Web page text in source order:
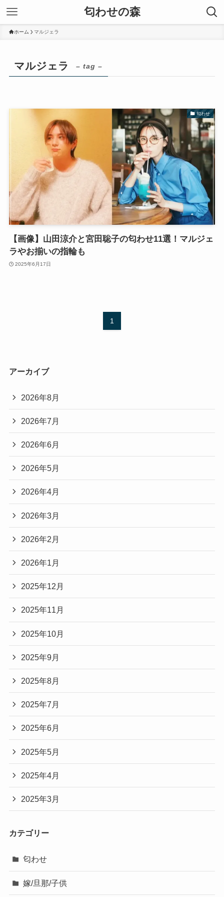
匂わせの森
ホーム マルジェラ
マルジェラ – tag –
匂わせ
【画像】山田涼介と宮田聡子の匂わせ11選！マルジェ
ラやお揃いの指輪も
2025年6月17日
1
アーカイブ
2026年8月
2026年7月
2026年6月
2026年5月
2026年4月
2026年3月
2026年2月
2026年1月
2025年12月
2025年11月
2025年10月
2025年9月
2025年8月
2025年7月
2025年6月
2025年5月
2025年4月
2025年3月
カテゴリー
匂わせ
嫁/旦那/子供